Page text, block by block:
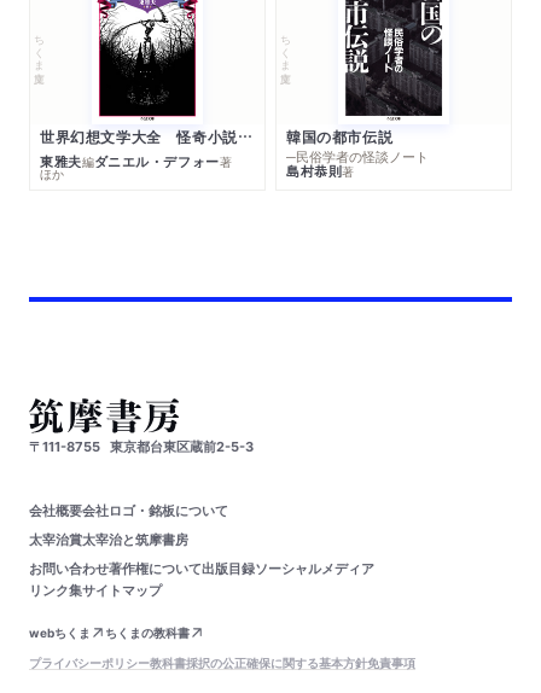
ちくま文庫
世界幻想文学大全 怪奇小説精華
東雅夫編ダニエル・デフォー著
ほか
ちくま文庫
韓国の都市伝説
─民俗学者の怪談ノート
島村恭則著
〒111-8755 東京都台東区蔵前2-5-3
会社概要会社ロゴ・銘板について
太宰治賞太宰治と筑摩書房
お問い合わせ著作権について出版目録ソーシャルメディア
リンク集サイトマップ
webちくま
ちくまの教科書
プライバシーポリシー教科書採択の公正確保に関する基本方針免責事項